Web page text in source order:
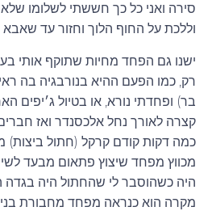
סירה ואני כל כך חששתי לשלומו
וללכת על החוף הלוך וחזור עד שאבא
ישנו גם הפחד מחיות שתוקף אותי
רק, כמו הפעם ההיא בנורבגיה בה
בר) ופחדתי נורא, או בטיול ג׳יפים
קצרה לאורך נחל אלכסנדר ואז
כמה דקות קודם קרקל (חתול
מכווץ מפחד שיצוץ פתאום מבעד
היה כשהוסבר לי שהחתול היה בגדה
מקרה הוא כנראה מפחד מחבורת